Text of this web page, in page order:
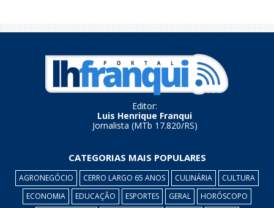
Editor:
Luis Henrique Franqui
Jornalista (MTb 17.820/RS)
CATEGORIAS MAIS POPULARES
AGRONEGÓCIO CERRO LARGO 65 ANOS CULINÁRIA
CULTURA
ECONOMIA
EDUCAÇÃO ESPORTES GERAL HORÓSCOPO